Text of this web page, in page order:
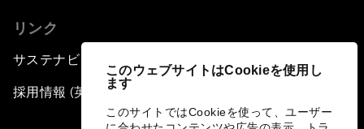
このウェブサイトはCookieを使用し
ます
このサイトではCookieを使って、ユーザー
リンク
サステナビリティへの取り組み
採用情報 (英語のみ)